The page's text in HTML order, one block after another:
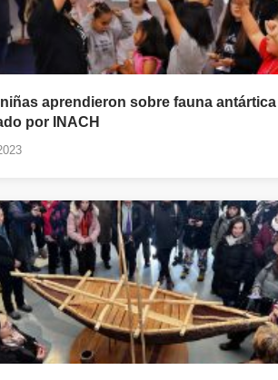
aprendieron sobre fauna
por INACH